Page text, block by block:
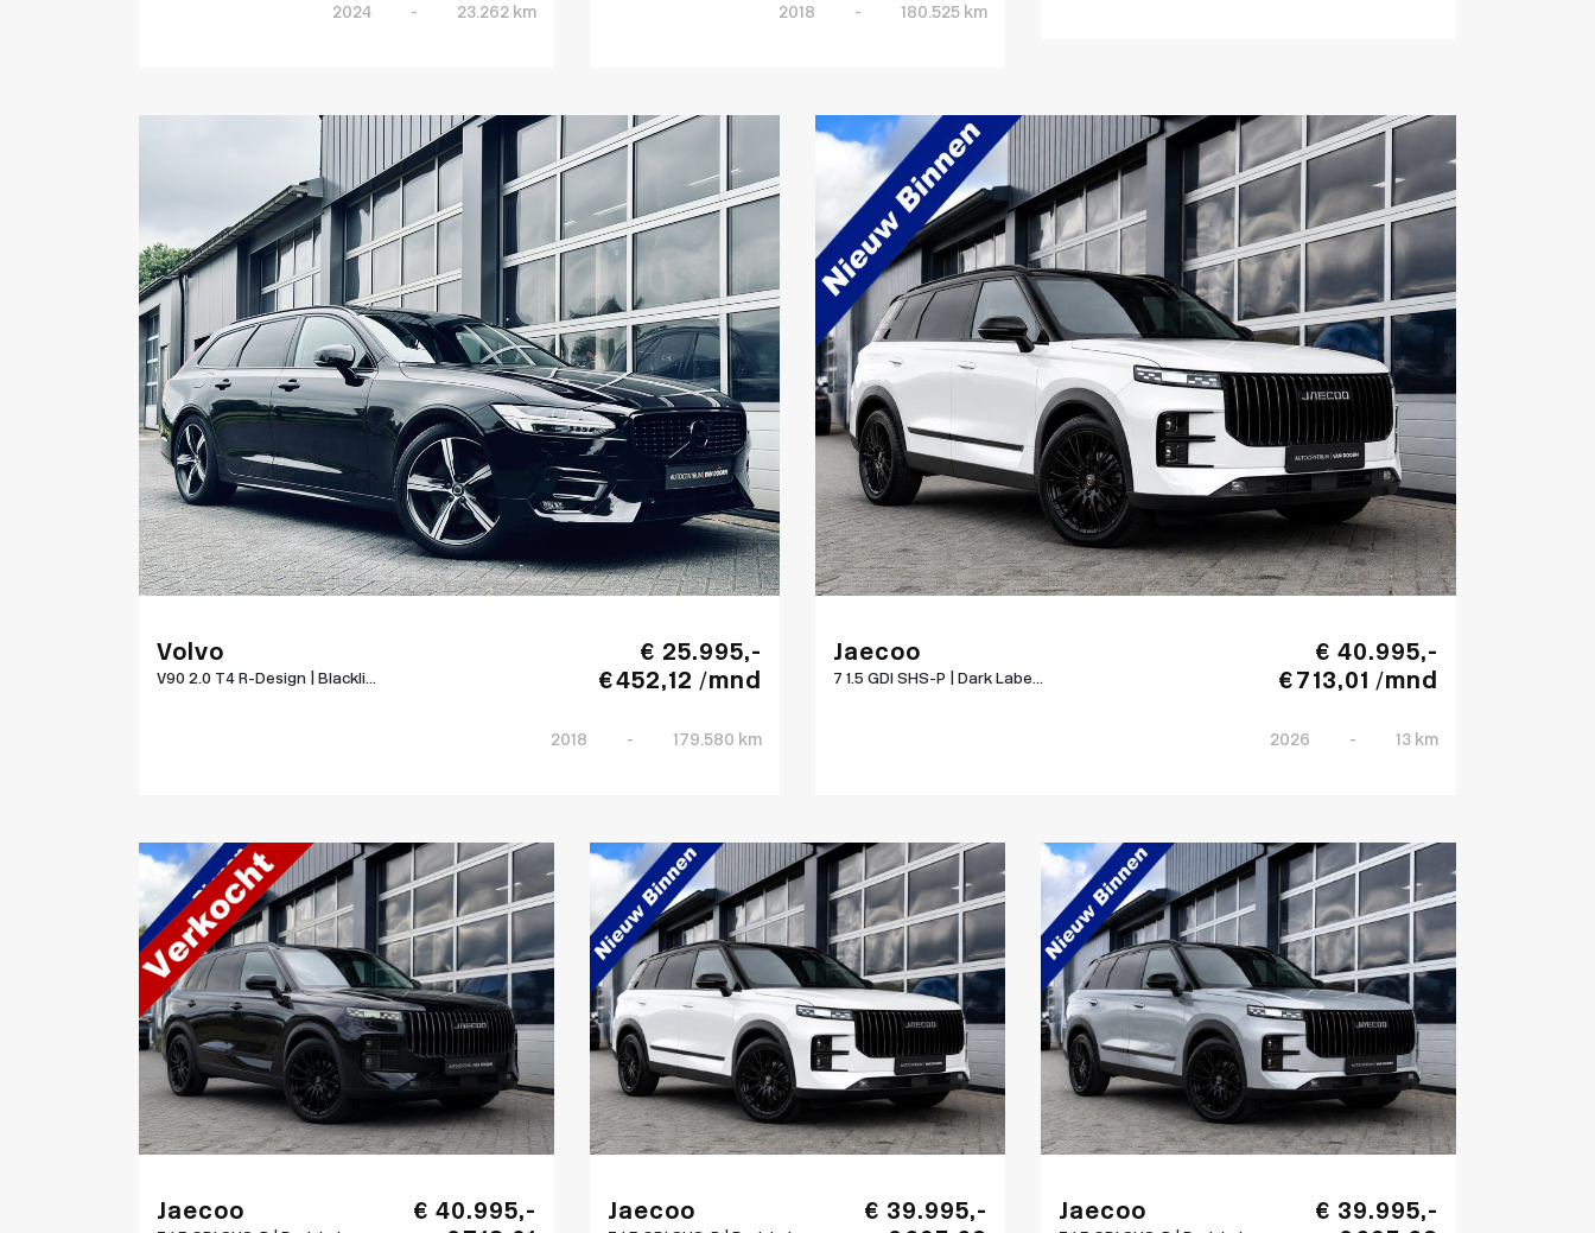
2024 - 23.262 km 2018 - 180.525 km
Volvo
V90 2.0 T4 R-Design | Blackli...
€ 25.995,-
€ 452,12 /mnd
2018 - 179.580 km
Jaecoo
7 1.5 GDI SHS-P | Dark Labe...
€ 40.995,-
€ 713,01 /mnd
2026 - 13 km
Jaecoo
€ 40.995,-
Jaecoo
€ 39.995,-
Jaecoo
€ 39.995,-